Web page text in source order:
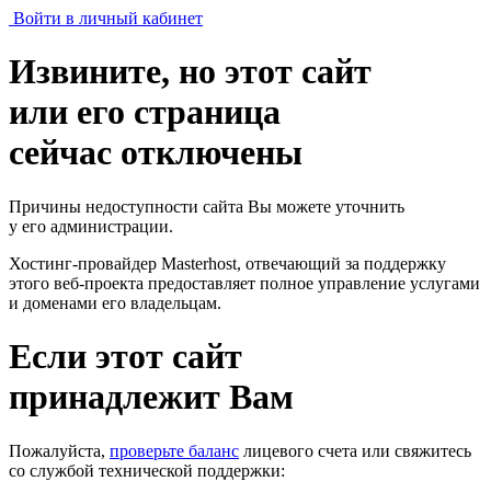
Войти в личный кабинет
Извините, но этот сайт
или его страница
сейчас отключены
Причины недоступности сайта Вы можете уточнить
у его администрации.
Хостинг-провайдер Masterhost, отвечающий за поддержку
этого веб-проекта предоставляет полное управление услугами
и доменами его владельцам.
Если этот сайт
принадлежит Вам
Пожалуйста, проверьте баланс лицевого счета или свяжитесь
со службой технической поддержки: